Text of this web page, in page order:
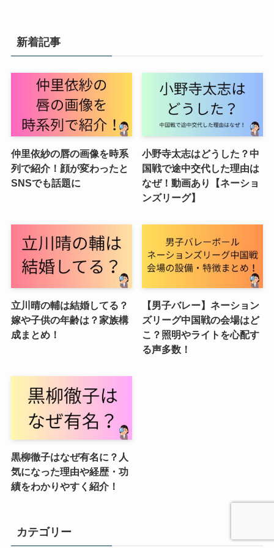
新着記事
仲里依紗の唇の画像を時系
列で紹介！顔が変わったと
SNSでも話題に
小野寺太志はどうした？中
国戦で途中交代した理由は
なぜ！動画あり【ネーショ
ンズリーグ】
立川晴の輔は結婚してる？
嫁や子供の年齢は？家族構
成まとめ！
【男子バレー】ネーション
ズリーグ中国戦の会場はど
こ？照明やライトを心配す
る声多数！
黒柳徹子はなぜ有名に？人
気になった理由や経歴・功
績をわかりやすく紹介！
カテゴリー